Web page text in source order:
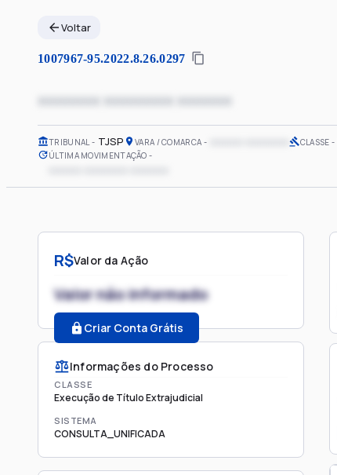
Voltar
1007967-95.2022.8.26.0297
xxxxxxxx xxxxxxxxx xxxxxxx
TRIBUNAL TJSP VARA / COMARCA CLASSE
ÚLTIMA MOVIMENTAÇÃO
R$Valor da Ação
Valor não informado
Criar Conta Grátis
Informações do Processo
CLASSE
Execução de Título Extrajudicial
SISTEMA
CONSULTA_UNIFICADA